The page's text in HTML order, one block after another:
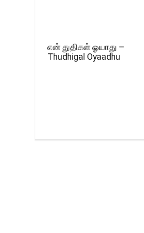
என் துதிகள் ஓயாது –
Thudhigal Oyaadhu